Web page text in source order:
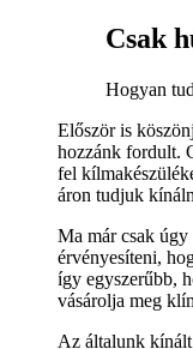
Csak
Hogyan
Először is
hozzánk fordult.
fel
áron tudjuk
Ma már csak úgy
érvényesíteni,
így egyszerűbb,
vásárolja meg
Az általunk